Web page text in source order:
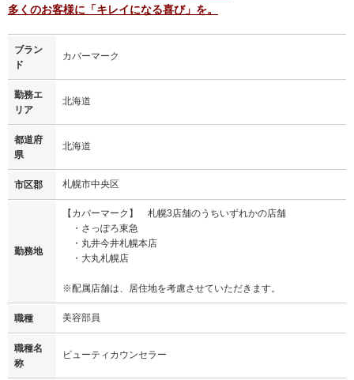
多くのお客様に「キレイになる喜び」を。
ブラン
ド
カバーマーク
勤務エ
リア
北海道
都道府
県
北海道
市区郡 札幌市中央区
勤務地
【カバーマーク】 札幌3店舗のうちいずれかの店舗
・さっぽろ東急
・丸井今井札幌本店
・大丸札幌店
※配属店舗は、居住地を考慮させていただきます。
職種 美容部員
職種名
称
ビューティカウンセラー